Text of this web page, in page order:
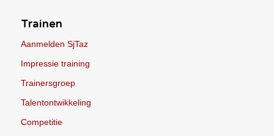
Trainen
Aanmelden SjTaz
Impressie training
Trainersgroep
Talentontwikkeling
Competitie